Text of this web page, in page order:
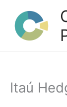
conteúdo
Itaú